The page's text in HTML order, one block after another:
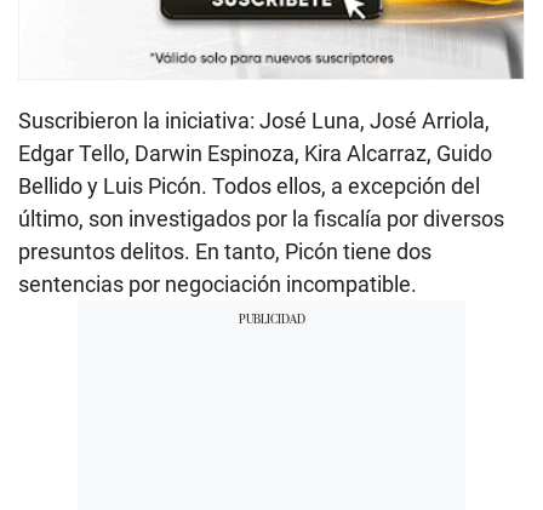
Suscribieron la iniciativa: José Luna, José Arriola,
Edgar Tello, Darwin Espinoza, Kira Alcarraz, Guido
Bellido y Luis Picón. Todos ellos, a excepción del
último, son investigados por la fiscalía por diversos
presuntos delitos. En tanto, Picón tiene dos
sentencias por negociación incompatible.